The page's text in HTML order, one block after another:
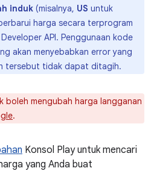
induk (misalnya, US untuk
harga secara terprogram
API. Penggunaan kode
akan menyebabkan error yang
tersebut tidak dapat ditagih.
boleh mengubah harga langganan
.
Konsol Play untuk mencari
yang Anda buat